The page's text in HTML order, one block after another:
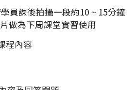
員課後拍攝一段約10 ~ 15分鐘
做為下周課堂實習使用
程內容